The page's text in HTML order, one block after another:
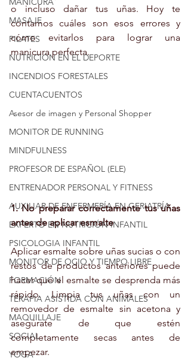
MASAJE
PILATES
NUTRICION EN EL DEPORTE
INCENDIOS FORESTALES
CUENTACUENTOS
Asesor de imagen y Personal Shopper
MONITOR DE RUNNING
MINDFULNESS
PROFESOR DE ESPAÑOL (ELE)
ENTRENADOR PERSONAL Y FITNESS
AUXILIAR DE ENFERMERÍA EN GERIATRÍA
EXPERTO EN NUTRICIÓN INFANTIL
PSICOLOGIA INFANTIL
MONITOR DE OCIO Y TIEMPO LIBRE
FORMACIÓN
TERAPIA ASISTIDA CON ANIMALES
MAQUILLAJE
SOCIAL
YOGA
o incluso dañar tus uñas. Hoy te
contamos cuáles son esos errores y
cómo evitarlos para lograr una
manicura perfecta.
1. No preparar correctamente tus uñas
antes de aplicar esmalte
Aplicar esmalte sobre uñas sucias o con
restos de productos anteriores puede
hacer que el esmalte se desprenda más
rápido. Limpia tus uñas con un
removedor de esmalte sin acetona y
asegúrate de que estén
completamente secas antes de
empezar.